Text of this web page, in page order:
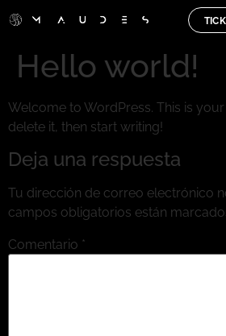
Hello world!
Welcome to WordPress. This is
delete it, then start writing!
Deja una respuesta
Tu dirección de correo electrónico
campos obligatorios están
Comentario *